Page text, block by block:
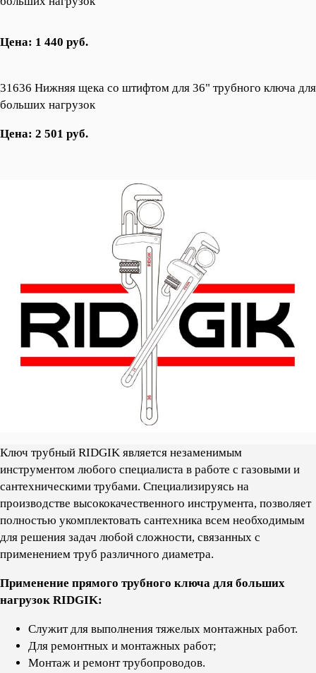
Цена: 1 440 руб.
31636 Нижняя щека со штифтом для 36" трубного ключа для
больших нагрузок
Цена: 2 501 руб.
Ключ трубный RIDGIK является незаменимым
инструментом любого специалиста в работе с газовыми и
сантехническими трубами. Cпециализируясь на
производстве высококачественного инструмента, позволяет
полностью укомплектовать сантехника всем необходимым
для решения задач любой сложности, связанных с
применением труб различного диаметра.
Применение прямого трубного ключа для больших
нагрузок RIDGIK:
Служит для выполнения тяжелых монтажных работ.
Для ремонтных и монтажных работ;
Монтаж и ремонт трубопроводов.